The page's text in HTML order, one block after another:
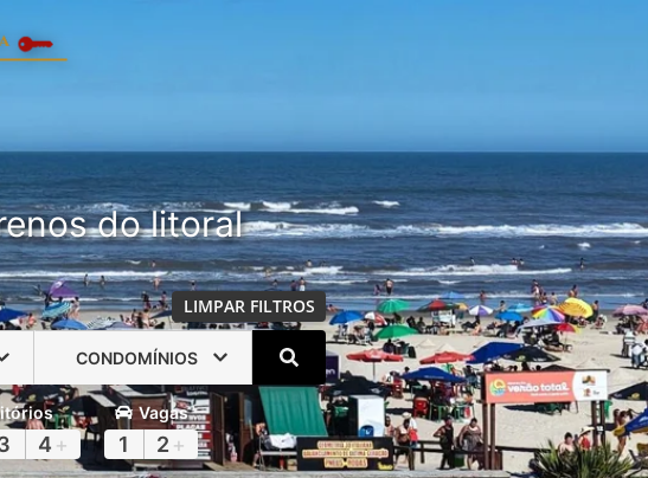
do litoral
LIMPAR FILTROS
CONDOMÍNIOS
4 +
Vagas
1 2 +